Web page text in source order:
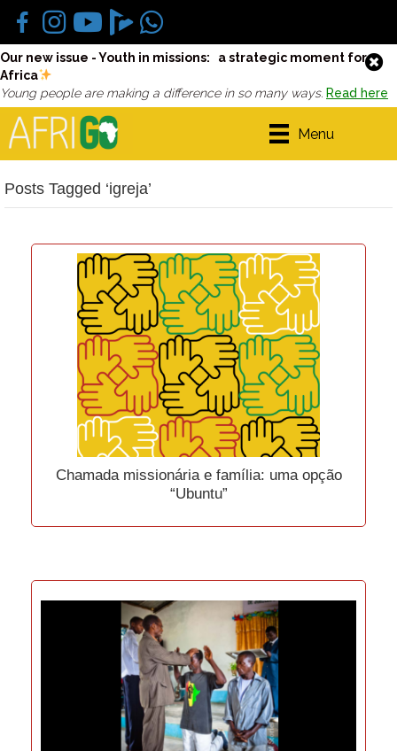
Our new issue - Youth in missions: a strategic moment for
Africa
Young people are making a difference in so many ways. Read here
Menu
Posts Tagged ‘igreja’
Chamada missionária e família: uma opção
“Ubuntu”